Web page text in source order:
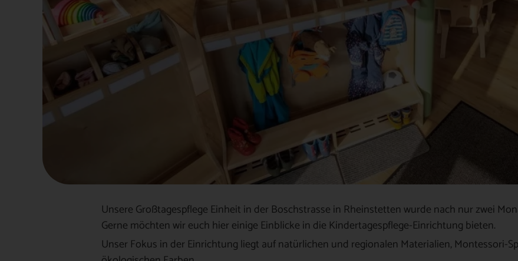
Unsere Großtagespflege Einheit in der Boschstrasse in Rheinstetten wurde nach nur zwei
Gerne möchten wir euch hier einige Einblicke in die Kindertagespflege-Einrichtung bieten.
Unser Fokus in der Einrichtung liegt auf natürlichen und regionalen Materialien, Montessori-